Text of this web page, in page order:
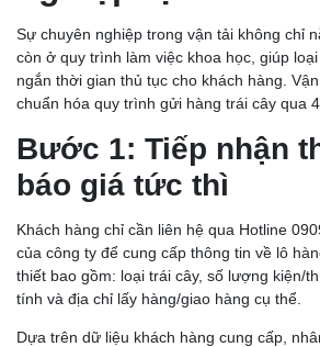
Sự chuyên nghiệp trong vận tải không chỉ
còn ở quy trình làm việc khoa học, giúp
ngắn thời gian thủ tục cho khách hàng.
chuẩn hóa quy trình gửi hàng trái cây qua
Bước 1: Tiếp nhận
báo giá tức thì
Khách hàng chỉ cần liên hệ qua Hotline
của công ty để cung cấp thông tin về lô
thiết bao gồm: loại trái cây, số lượng kiện/
tính và địa chỉ lấy hàng/giao hàng cụ thể.
Dựa trên dữ liệu khách hàng cung cấp,